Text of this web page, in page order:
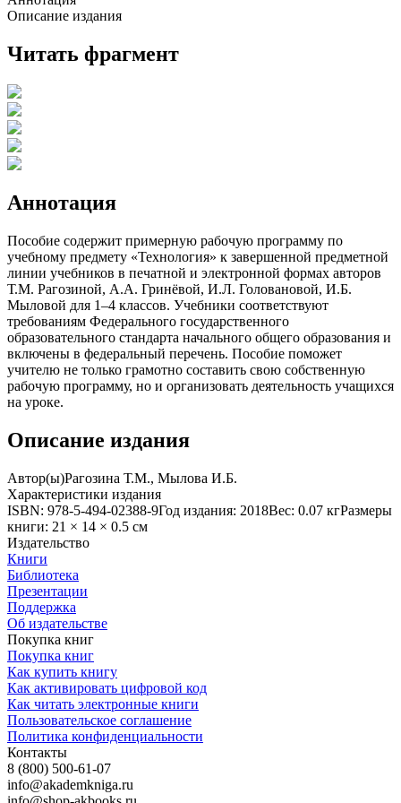
Описание издания
Читать фрагмент
Аннотация
Пособие содержит примерную рабочую программу по
учебному предмету «Технология» к завершенной предметной
линии учебников в печатной и электронной формах авторов
Т.М. Рагозиной, А.А. Гринёвой, И.Л. Головановой, И.Б.
Мыловой для 1–4 классов. Учебники соответствуют
требованиям Федерального государственного
образовательного стандарта начального общего образования и
включены в федеральный перечень. Пособие поможет
учителю не только грамотно составить свою собственную
рабочую программу, но и организовать деятельность учащихся
на уроке.
Описание издания
Автор(ы)Рагозина Т.М., Мылова И.Б.
Характеристики издания
ISBN: 978-5-494-02388-9Год издания: 2018Вес: 0.07 кгРазмеры
книги: 21 × 14 × 0.5 см
Издательство
Книги
Библиотека
Презентации
Поддержка
Об издательстве
Покупка книг
Покупка книг
Как купить книгу
Как активировать цифровой код
Как читать электронные книги
Пользовательское соглашение
Политика конфиденциальности
Контакты
8 (800) 500-61-07
info@akademkniga.ru